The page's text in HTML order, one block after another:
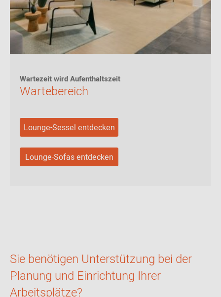
Wartezeit wird Aufenthaltszeit
Wartebereich
Lounge-Sessel entdecken
Lounge-Sofas entdecken
Sie benötigen Unterstützung bei der
Planung und Einrichtung Ihrer
Arbeitsplätze?